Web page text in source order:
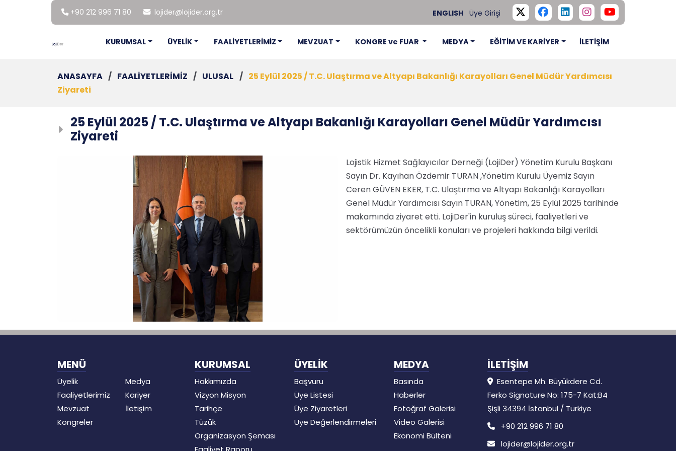
+90 212 996 71 80 lojider@lojider.org.tr ENGLISH Üye Girişi
KURUMSAL ÜYELİK FAALİYETLERİMİZ MEVZUAT KONGRE ve FUAR MEDYA EĞİTİM VE KARİYER İLETİŞİM
ANASAYFA / FAALİYETLERİMİZ / ULUSAL / 25 Eylül 2025 / T.C. Ulaştırma ve Altyapı Bakanlığı Karayolları Genel Müdür Yardımcısı
Ziyareti
25 Eylül 2025 / T.C. Ulaştırma ve Altyapı Bakanlığı Karayolları Genel Müdür Yardımcısı
Ziyareti
Lojistik Hizmet Sağlayıcılar Derneği (LojiDer) Yönetim Kurulu Başkanı
Sayın Dr. Kayıhan Özdemir TURAN ,Yönetim Kurulu Üyemiz Sayın
Ceren GÜVEN EKER, T.C. Ulaştırma ve Altyapı Bakanlığı Karayolları
Genel Müdür Yardımcısı Sayın TURAN, Yönetim, 25 Eylül 2025 tarihinde
makamında ziyaret etti. LojiDer'in kuruluş süreci, faaliyetleri ve
sektörümüzün öncelikli konuları ve projeleri hakkında bilgi verildi.
MENÜ
Üyelik
Faaliyetlerimiz
Mevzuat
Kongreler
Medya
Kariyer
İletişim
KURUMSAL
Hakkımızda
Vizyon Misyon
Tarihçe
Tüzük
Organizasyon Şeması
ÜYELİK
Başvuru
Üye Listesi
Üye Ziyaretleri
Üye Değerlendirmeleri
MEDYA
Basında
Haberler
Fotoğraf Galerisi
Video Galerisi
Ekonomi Bülteni
İLETİŞİM
Esentepe Mh. Büyükdere Cd.
Ferko Signature No: 175-7 Kat:B4
Şişli 34394 İstanbul / Türkiye
+90 212 996 71 80
lojider@lojider.org.tr